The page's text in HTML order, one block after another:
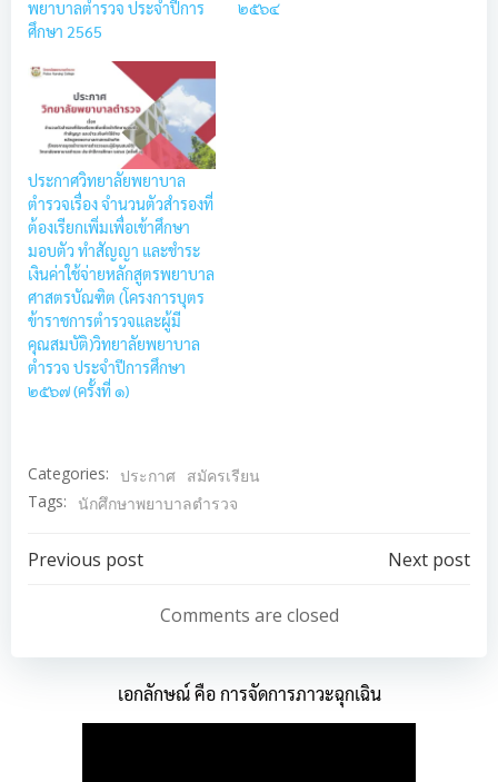
พยาบาลตำรวจ ประจำปีการ
ศึกษา 2565
๒๕๖๔
ประกาศวิทยาลัยพยาบาล
ตำรวจเรื่อง จำนวนตัวสำรองที่
ต้องเรียกเพิ่มเพื่อเข้าศึกษา
มอบตัว ทำสัญญา และชำระ
เงินค่าใช้จ่ายหลักสูตรพยาบาล
ศาสตรบัณฑิต (โครงการบุตร
ข้าราชการตำรวจและผู้มี
คุณสมบัติ)วิทยาลัยพยาบาล
ตำรวจ ประจำปีการศึกษา
๒๕๖๗ (ครั้งที่ ๑)
Categories: ประกาศ สมัครเรียน
Tags:
นักศึกษาพยาบาลตำรวจ
Post
navigation
Previous post
navigation
Next post
Comments are closed
เอกลักษณ์ คือ การจัดการภาวะฉุกเฉิน